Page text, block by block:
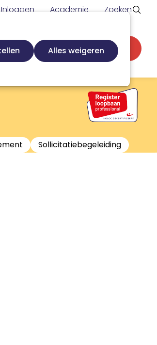
Alles weigerenWord lid
Inloggen Academie Zoeken
Sollicitatiebegeleiding